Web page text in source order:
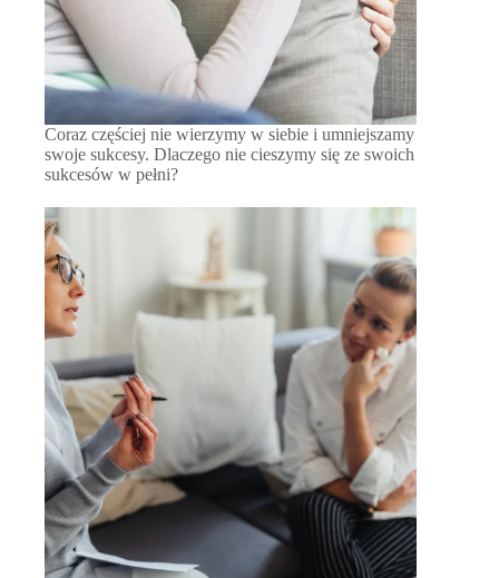
Coraz częściej nie wierzymy w siebie i umniejszamy
swoje sukcesy. Dlaczego nie cieszymy się ze swoich
sukcesów w pełni?